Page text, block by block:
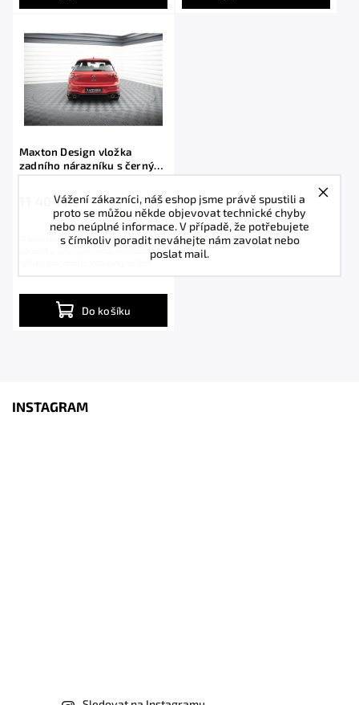
Vážení zákazníci, náš eshop jsme právě spustili a
proto se můžou někde objevovat technické chyby
nebo neúplné informace. V případě, že potřebujete
s čímkoliv poradit neváhejte nám zavolat nebo
poslat mail.
Maxton Design vložka
zadního nárazníku s černými
pro Volkswagen Golf GTE
Mk8, Mk8 Facelift, černý
lesklý plast ABS
11 404 Kč
Do košíku
Maxton Design vložka zadního
nárazníku s černými imitacemi koncovek
výfuku pro vozidlo Volkswagen Golf
INSTAGRAM